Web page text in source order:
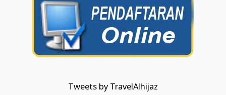
Tweets by TravelAlhijaz